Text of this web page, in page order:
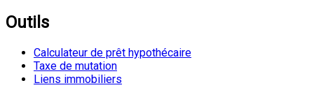
Outils
Calculateur de prêt hypothécaire
Taxe de mutation
Liens immobiliers